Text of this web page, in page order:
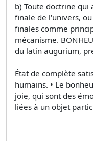
b) Toute doctrine qui
finale de l'univers,
finales comme
mécanisme.
du latin augurium,
État de complète
humains. • Le
joie, qui sont des
liées à un objet